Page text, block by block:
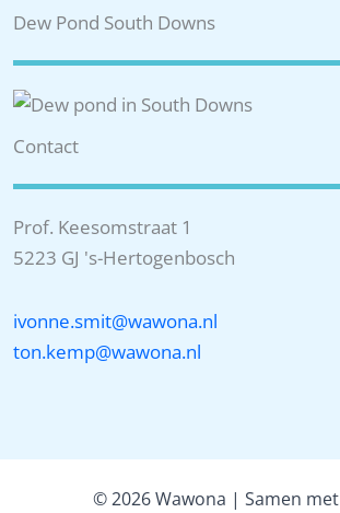
Dew Pond South Downs
Contact
Prof. Keesomstraat 1
5223 GJ 's-Hertogenbosch
ivonne.smit@wawona.nl
ton.kemp@wawona.nl
© 2026 Wawona | Samen met